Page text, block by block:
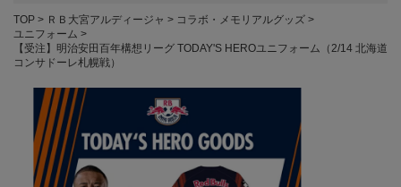
TOP ＲＢ大宮アルディージャ
コラボ・メモリアルグッズ
ユニフォーム
【受注】明治安田百年構想リーグ TODAY'S HEROユニフォーム（2/14 北海道
コンサドーレ札幌戦）